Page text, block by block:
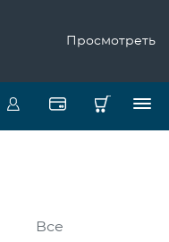
Просмотреть
Все